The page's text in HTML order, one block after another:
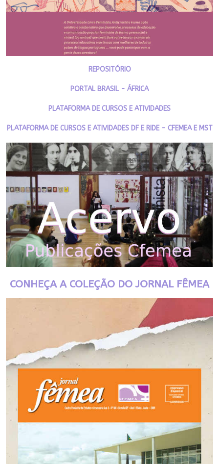
REPOSITÓRIO
PORTAL BRASIL - ÁFRICA
PLATAFORMA DE CURSOS E ATIVIDADES
PLATAFORMA DE CURSOS E ATIVIDADES DF E RIDE - CFEMEA E MST
CONHEÇA A COLEÇÃO DO JORNAL FÊMEA